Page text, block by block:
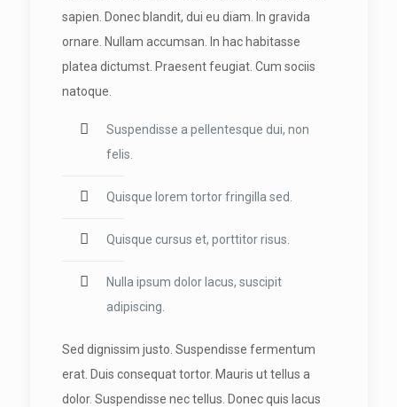
sapien. Donec blandit, dui eu diam. In gravida
ornare. Nullam accumsan. In hac habitasse
platea dictumst. Praesent feugiat. Cum sociis
natoque.
Suspendisse a pellentesque dui, non
felis.
Quisque lorem tortor fringilla sed.
Quisque cursus et, porttitor risus.
Nulla ipsum dolor lacus, suscipit
adipiscing.
Sed dignissim justo. Suspendisse fermentum
erat. Duis consequat tortor. Mauris ut tellus a
dolor. Suspendisse nec tellus. Donec quis lacus